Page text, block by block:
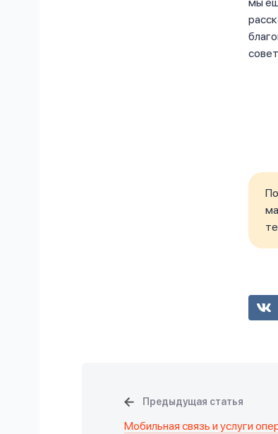
Предыдущая статья
Мобильная связь и услуги